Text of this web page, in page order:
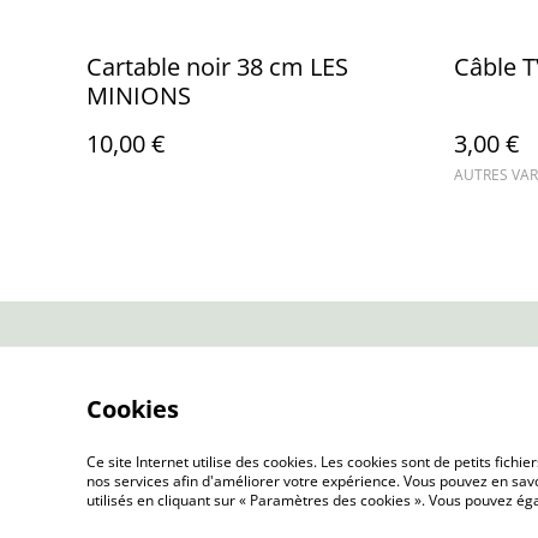
Cartable noir 38 cm LES
MINIONS
10,00 €
Câble
3,00 €
AUTRES
©2026 QUINCAILLERIE DE LA SCIE
Cookies
Ce site Internet utilise des cookies. Les cookies sont de petits
nos services afin d'améliorer votre expérience. Vous pouvez en
utilisés en cliquant sur « Paramètres des cookies ». Vous pouvez